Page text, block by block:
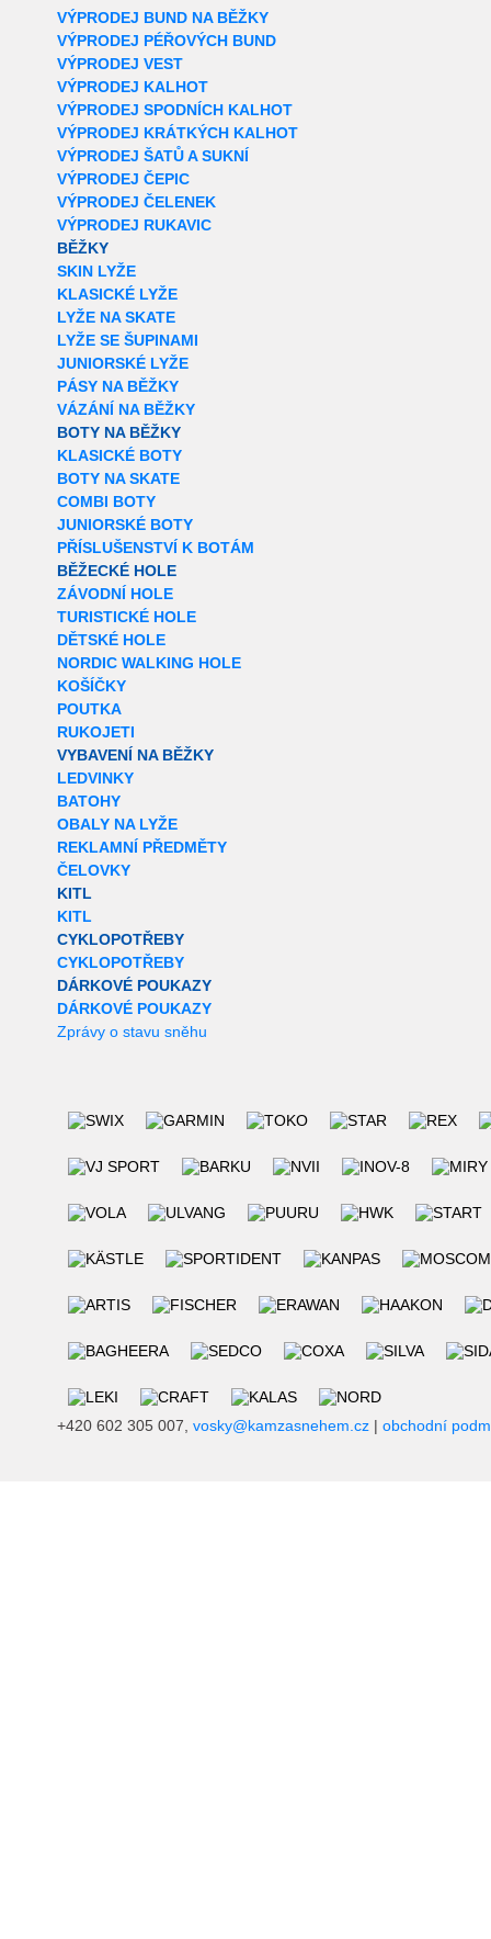
VÝPRODEJ BUND NA BĚŽKY
VÝPRODEJ PÉŘOVÝCH BUND
VÝPRODEJ VEST
VÝPRODEJ KALHOT
VÝPRODEJ SPODNÍCH KALHOT
VÝPRODEJ KRÁTKÝCH KALHOT
VÝPRODEJ ŠATŮ A SUKNÍ
VÝPRODEJ ČEPIC
VÝPRODEJ ČELENEK
VÝPRODEJ RUKAVIC
BĚŽKY
SKIN LYŽE
KLASICKÉ LYŽE
LYŽE NA SKATE
LYŽE SE ŠUPINAMI
JUNIORSKÉ LYŽE
PÁSY NA BĚŽKY
VÁZÁNÍ NA BĚŽKY
BOTY NA BĚŽKY
KLASICKÉ BOTY
BOTY NA SKATE
COMBI BOTY
JUNIORSKÉ BOTY
PŘÍSLUŠENSTVÍ K BOTÁM
BĚŽECKÉ HOLE
ZÁVODNÍ HOLE
TURISTICKÉ HOLE
DĚTSKÉ HOLE
NORDIC WALKING HOLE
KOŠÍČKY
POUTKA
RUKOJETI
VYBAVENÍ NA BĚŽKY
LEDVINKY
BATOHY
OBALY NA LYŽE
REKLAMNÍ PŘEDMĚTY
ČELOVKY
KITL
KITL
CYKLOPOTŘEBY
CYKLOPOTŘEBY
DÁRKOVÉ POUKAZY
DÁRKOVÉ POUKAZY
Zprávy o stavu sněhu
+420 602 305 007, vosky@kamzasnehem.cz | obchodní